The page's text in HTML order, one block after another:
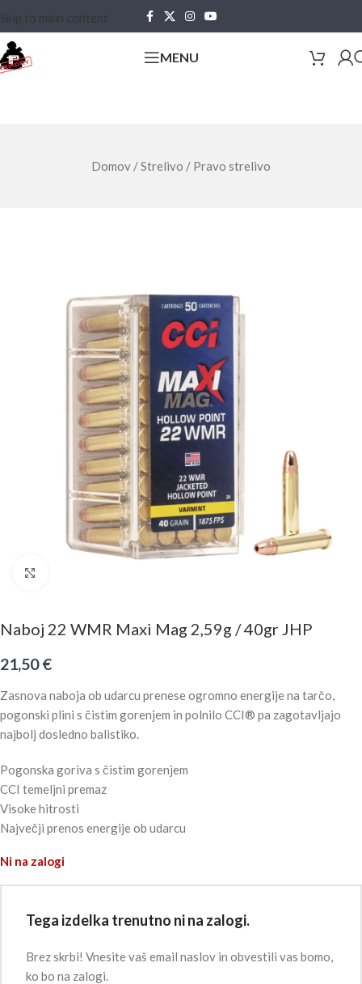
Skip to main content
MENU
Domov /Strelivo / Pravo strelivo
Naboj 22 WMR Maxi Mag 2,59g / 40gr JHP
21,50€
Zasnova naboja ob udarcu prenese ogromno energije na tarčo,
pogonski plini s čistim gorenjem in polnilo CCI® pa zagotavljajo
najbolj dosledno balistiko.
Pogonska goriva s čistim gorenjem
CCI temeljni premaz
Visoke hitrosti
Največji prenos energije ob udarcu
Ni na zalogi
Tega izdelka trenutno ni na zalogi.
Brez skrbi! Vnesite vaš email naslov in obvestili vas bomo,
ko bo na zalogi.